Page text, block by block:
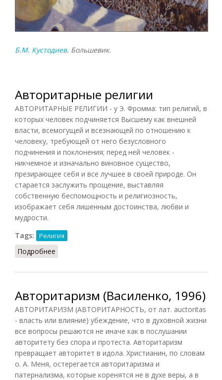
Б.М. Кустодиев. Большевик.
Авторитарные религии
АВТОРИТАРНЫЕ РЕЛИГИИ - у Э. Фромма: тип религий, в
которых человек подчиняется Высшему как внешней
власти, всемогущей и всезнающей по отношению к
человеку, требующей от него безусловного
подчинения и поклонения; перед ней человек -
никчемное и изначально виновное существо,
презирающее себя и все лучшее в своей природе. Он
старается заслужить прощение, выставляя
собственную беспомощность и религиозность,
изображает себя лишенным достоинства, любви и
мудрости.
Tags:
Религия
Подробнее
Авторитаризм (Василенко, 1996)
АВТОРИТАРИЗМ (АВТОРИТАРНОСТЬ, от лат. auctoritas
- власть или влияние) убеждение, что в духовной жизни
все вопросы решаются не иначе как в послушании
авторитету без спора и протеста. Авторитаризм
превращает авторитет в идола. Христианин, по словам
о. А. Меня, остерегается авторитаризма и
патернализма, которые коренятся не в духе веры, а в